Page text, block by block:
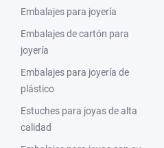
Embalajes para joyería
Embalajes de cartón para
joyería
Embalajes para joyería de
plástico
Estuches para joyas de alta
calidad